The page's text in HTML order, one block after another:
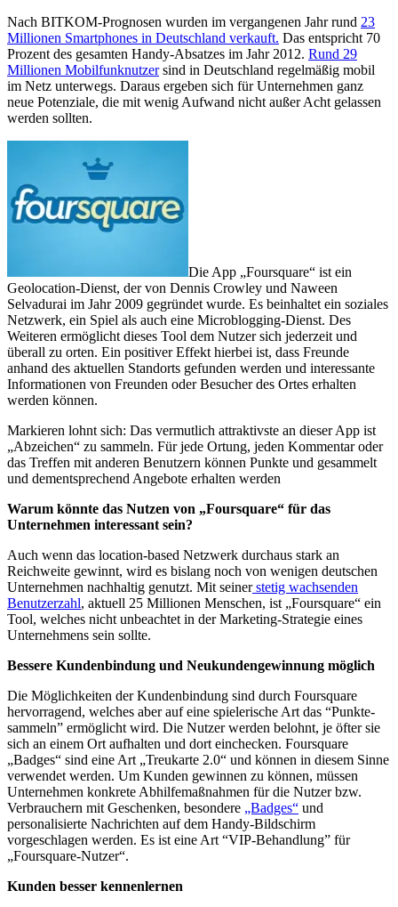
Nach BITKOM-Prognosen wurden im vergangenen Jahr rund 23
Millionen Smartphones in Deutschland verkauft. Das entspricht 70
Prozent des gesamten Handy-Absatzes im Jahr 2012. Rund 29
Millionen Mobilfunknutzersind in Deutschland regelmäßig mobil
im Netz unterwegs. Daraus ergeben sich für Unternehmen ganz
neue Potenziale, die mit wenig Aufwand nicht außer Acht gelassen
werden sollten.
Die App „Foursquare“ ist ein
Geolocation-Dienst, der von Dennis Crowley und Naween
Selvadurai im Jahr 2009 gegründet wurde. Es beinhaltet ein soziales
Netzwerk, ein Spiel als auch eine Microblogging-Dienst. Des
Weiteren ermöglicht dieses Tool dem Nutzer sich jederzeit und
überall zu orten. Ein positiver Effekt hierbei ist, dass Freunde
anhand des aktuellen Standorts gefunden werden und interessante
Informationen von Freunden oder Besucher des Ortes erhalten
werden können.
Markieren lohnt sich: Das vermutlich attraktivste an dieser App ist
„Abzeichen“ zu sammeln. Für jede Ortung, jeden Kommentar oder
das Treffen mit anderen Benutzern können Punkte und gesammelt
und dementsprechend Angebote erhalten werden
Warum könnte das Nutzen von „Foursquare“ für das
Unternehmen interessant sein?
Auch wenn das location-based Netzwerk durchaus stark an
Reichweite gewinnt, wird es bislang noch von wenigen deutschen
Unternehmen nachhaltig genutzt. Mit seinerstetig wachsenden
Benutzerzahl, aktuell 25 Millionen Menschen, ist „Foursquare“ ein
Tool, welches nicht unbeachtet in der Marketing-Strategie eines
Unternehmens sein sollte.
Bessere Kundenbindung und Neukundengewinnung möglich
Die Möglichkeiten der Kundenbindung sind durch Foursquare
hervorragend, welches aber auf eine spielerische Art das “Punkte-
sammeln” ermöglicht wird. Die Nutzer werden belohnt, je öfter sie
sich an einem Ort aufhalten und dort einchecken. Foursquare
„Badges“ sind eine Art „Treukarte 2.0“ und können in diesem Sinne
verwendet werden. Um Kunden gewinnen zu können, müssen
Unternehmen konkrete Abhilfemaßnahmen für die Nutzer bzw.
Verbrauchern mit Geschenken, besondere „Badges“ und
personalisierte Nachrichten auf dem Handy-Bildschirm
vorgeschlagen werden. Es ist eine Art “VIP-Behandlung” für
„Foursquare-Nutzer“.
Kunden besser kennenlernen